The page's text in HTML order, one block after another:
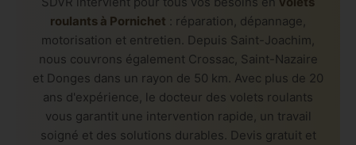
roulants à Pornichet : réparation, dépannage,
motorisation et entretien. Depuis Saint-Joachim,
nous couvrons également Crossac, Saint-Nazaire
et Donges dans un rayon de 50 km. Avec plus de 20
ans d'expérience, le docteur des volets roulants
vous garantit une intervention rapide, un travail
soigné et des solutions durables. Devis gratuit et